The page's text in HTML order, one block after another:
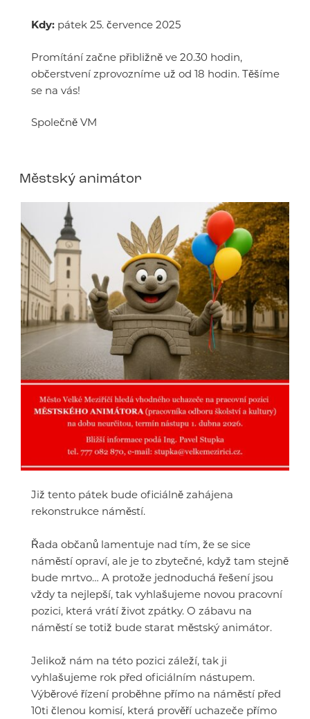
Kdy: pátek 25. července 2025
Promítání začne přibližně ve 20.30 hodin,
občerstvení zprovozníme už od 18 hodin. Těšíme
se na vás!
Společně VM
Městský animátor
Již tento pátek bude oficiálně zahájena
rekonstrukce náměstí.
Řada občanů lamentuje nad tím, že se sice
náměstí opraví, ale je to zbytečné, když tam stejně
bude mrtvo… A protože jednoduchá řešení jsou
vždy ta nejlepší, tak vyhlašujeme novou pracovní
pozici, která vrátí život zpátky. O zábavu na
náměstí se totiž bude starat městský animátor.
Jelikož nám na této pozici záleží, tak ji
vyhlašujeme rok před oficiálním nástupem.
Výběrové řízení proběhne přímo na náměstí před
10ti členou komisí, která prověří uchazeče přímo